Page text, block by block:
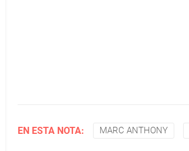
EN ESTA NOTA: MARC ANTHONY